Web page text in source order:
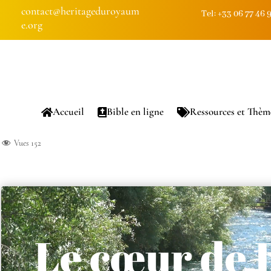
contact@heritageduroyaum
e.org
Tel: +33 06 77 46
Accueil Bible en ligne Ressources et
Vues 152
Lecteur
vidéo
Le cœur de